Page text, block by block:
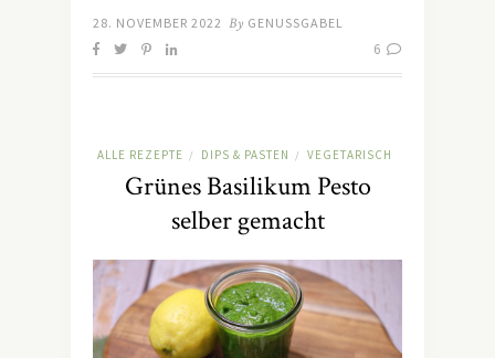
28. NOVEMBER 2022 By GENUSSGABEL
6
ALLE REZEPTE / DIPS & PASTEN / VEGETARISCH
Grünes Basilikum Pesto
selber gemacht